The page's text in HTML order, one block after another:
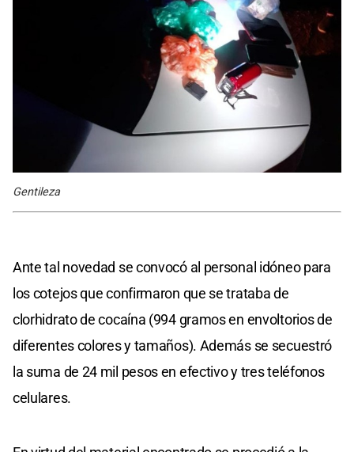
Gentileza
Ante tal novedad se convocó al personal idóneo para
los cotejos que confirmaron que se trataba de
clorhidrato de cocaína (994 gramos en envoltorios de
diferentes colores y tamaños). Además se secuestró
la suma de 24 mil pesos en efectivo y tres teléfonos
celulares.